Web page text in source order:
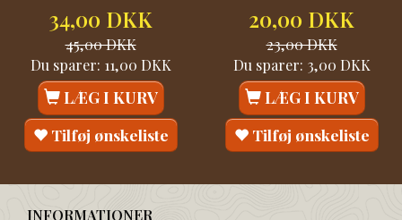
34,00 DKK
45,00 DKK
Du sparer: 11,00 DKK
LÆG I KURV
Tilføj ønskeliste
20,00 DKK
23,00 DKK
Du sparer: 3,00 DKK
LÆG I KURV
Tilføj ønskeliste
INFORMATIONER